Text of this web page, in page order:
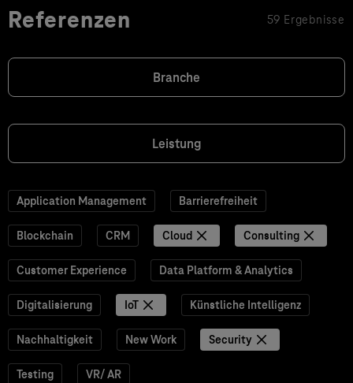
Referenzen 59 Ergebnisse
Branche
Leistung
Application Management Barrierefreiheit
Blockchain CRM Cloud Consulting
Customer Experience Data Platform & Analytics
Digitalisierung IoT Künstliche Intelligenz
Nachhaltigkeit New Work Security
Testing VR/ AR